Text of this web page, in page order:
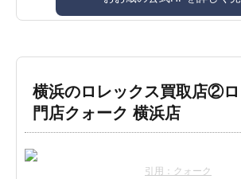
横浜のロレックス買取店②
門店クォーク 横浜店
引用：クォーク